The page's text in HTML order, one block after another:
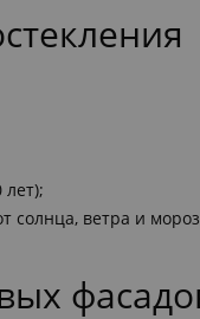
солнца, ветра и